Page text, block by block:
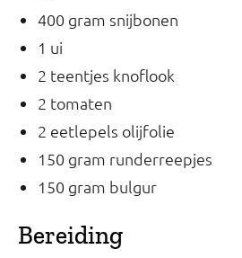
400 gram snijbonen
1 ui
2 teentjes knoflook
2 tomaten
2 eetlepels olijfolie
150 gram runderreepjes
150 gram bulgur
Bereiding